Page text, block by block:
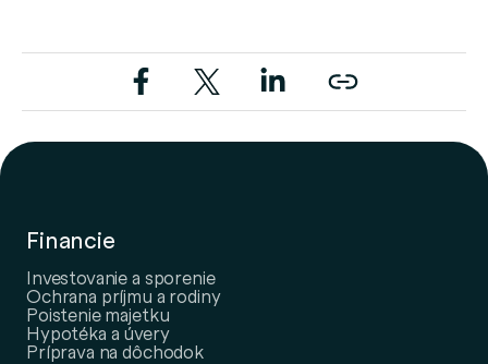
Financie
Investovanie a sporenie
Ochrana príjmu a rodiny
Poistenie majetku
Hypotéka a úvery
Príprava na dôchodok